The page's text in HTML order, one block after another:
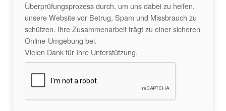
Überprüfungsprozess durch, um uns dabei zu helfen,
unsere Website vor Betrug, Spam und Missbrauch zu
schützen. Ihre Zusammenarbeit trägt zu einer sicheren
Online-Umgebung bei.
Vielen Dank für Ihre Unterstützung.